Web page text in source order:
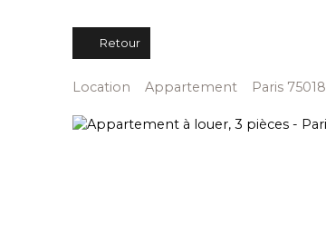
Retour
Location Appartement Paris 75018